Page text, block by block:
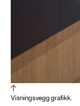
Visningsvegg grafikk.